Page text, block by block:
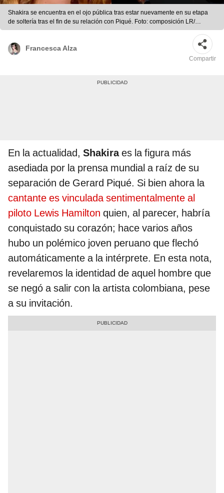
Shakira se encuentra en el ojo pública tras estar nuevamente en su etapa
de soltería tras el fin de su relación con Piqué. Foto: composición LR/
Excélsior/ EFE/YouTube
Francesca Alza
Compartir
En la actualidad, Shakiraes la figura más
asediada por la prensa mundial a raíz de su
separación de Gerard Piqué. Si bien ahora la
cantante es vinculada sentimentalmente al
piloto Lewis Hamilton quien, al parecer, habría
conquistado su corazón; hace varios años
hubo un polémico joven peruano que flechó
automáticamente a la intérprete. En esta nota,
revelaremos la identidad de aquel hombre que
se negó a salir con la artista colombiana, pese
a su invitación.